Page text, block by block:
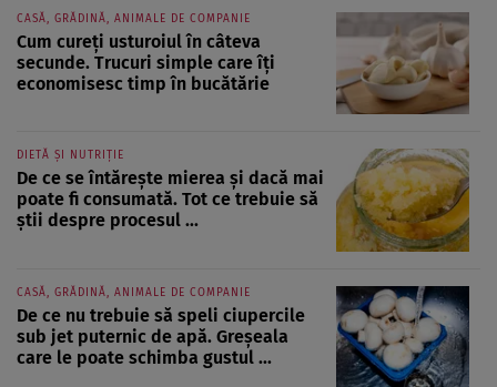
CASĂ, GRĂDINĂ, ANIMALE DE COMPANIE
Cum cureți usturoiul în câteva
secunde. Trucuri simple care îți
economisesc timp în bucătărie
DIETĂ ȘI NUTRIȚIE
De ce se întărește mierea și dacă mai
poate fi consumată. Tot ce trebuie să
știi despre procesul ...
CASĂ, GRĂDINĂ, ANIMALE DE COMPANIE
De ce nu trebuie să speli ciupercile
sub jet puternic de apă. Greșeala
care le poate schimba gustul ...